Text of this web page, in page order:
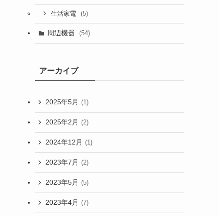
生活家電 (5)
周辺機器 (54)
アーカイブ
2025年5月 (1)
2025年2月 (2)
2024年12月 (1)
2023年7月 (2)
2023年5月 (5)
2023年4月 (7)